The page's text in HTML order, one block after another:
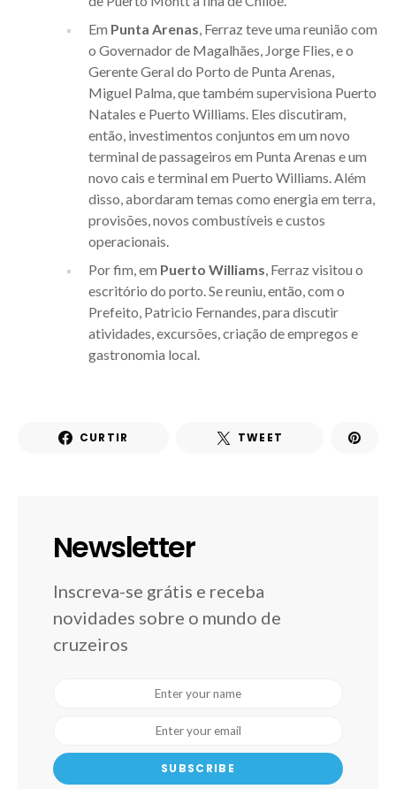
Em Punta Arenas , Ferraz teve uma reunião com
o Governador de Magalhães, Jorge Flies, e o
Gerente Geral do Porto de Punta Arenas,
Miguel Palma, que também supervisiona Puerto
Natales e Puerto Williams. Eles discutiram,
então, investimentos conjuntos em um novo
terminal de passageiros em Punta Arenas e um
novo cais e terminal em Puerto Williams. Além
disso, abordaram temas como energia em terra,
provisões, novos combustíveis e custos
operacionais.
Por fim, em Puerto Williams , Ferraz visitou o
escritório do porto. Se reuniu, então, com o
Prefeito, Patricio Fernandes, para discutir
atividades, excursões, criação de empregos e
gastronomia local.
CURTIR TWEET
Newsletter
Inscreva-se grátis e receba
novidades sobre o mundo de
cruzeiros
SUBSCRIBE